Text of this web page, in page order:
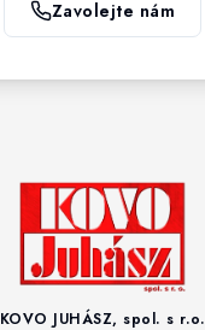
Zavolejte nám
KOVO JUHÁSZ, spol. s r.o.